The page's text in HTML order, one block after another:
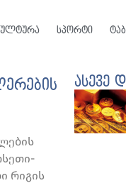
სპორტი
რიგის
ასევე